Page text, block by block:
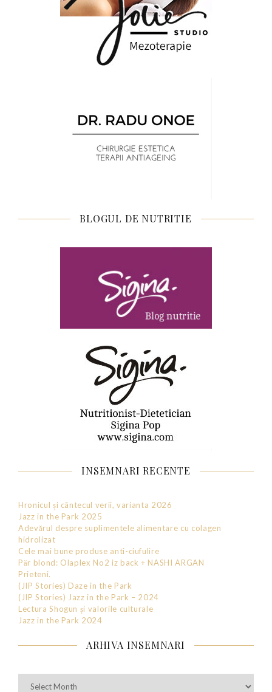
BLOGUL DE NUTRITIE
INSEMNARI RECENTE
Hronicul și cântecul verii, varianta 2026
Jazz in the Park 2025
Adevărul despre suplimentele alimentare cu colagen
hidrolizat
Cele mai bune produse anti-ciufulire
Păr blond: Olaplex No2 iz back + NASHI ARGAN
Prieteni.
(JIP Stories) Daze in the Park
(JIP Stories) Jazz in the Park – 2024
Lectura Shogun și valorile culturale
Jazz in the Park 2024
ARHIVA INSEMNARI